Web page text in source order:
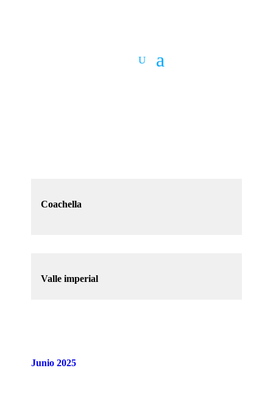
Coachella
Valle imperial
Junio 2025